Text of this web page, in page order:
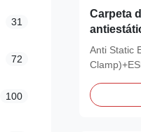
31
72
100
Carpeta
ESD
50 A4
Anti Static